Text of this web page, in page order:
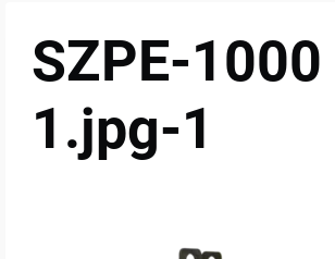
SZPE-1000
1.jpg-1